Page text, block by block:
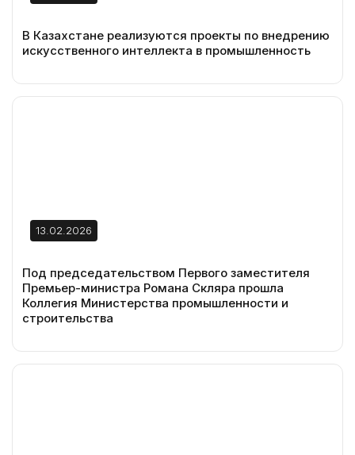
В Казахстане реализуются проекты по внедрению
искусственного интеллекта в промышленность
13.02.2026
Под председательством Первого заместителя
Премьер-министра Романа Скляра прошла
Коллегия Министерства промышленности и
строительства